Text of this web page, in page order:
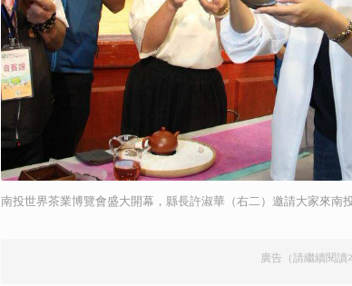
南投世界茶業博覽會盛大開幕，縣長許淑華（右二）邀請大家來南
廣告（請繼續閱讀